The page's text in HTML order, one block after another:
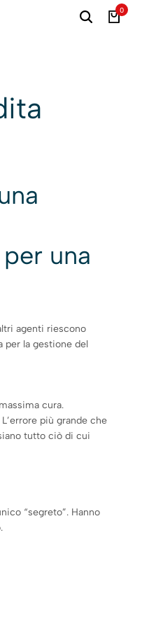
0
una
agenti riescono
per la gestione del
cura.
più grande che
tutto ciò di cui
“segreto”. Hanno